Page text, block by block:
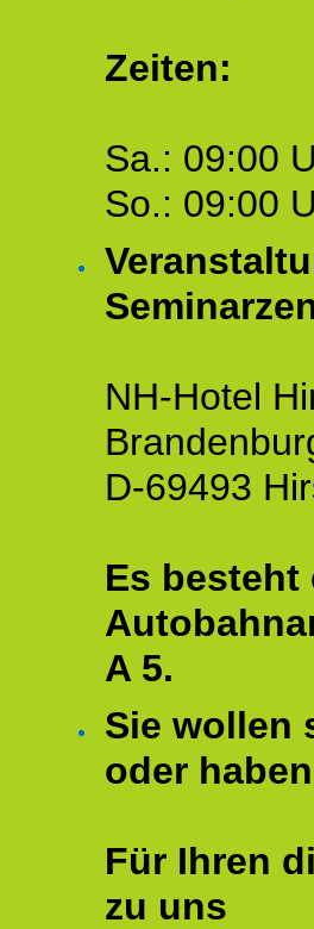
Zeiten:
Sa.: 09:00
So.: 09:00
NH-Hotel
D-69493
Es besteht
A 5.
Sie wollen
oder
Für Ihren
zu uns